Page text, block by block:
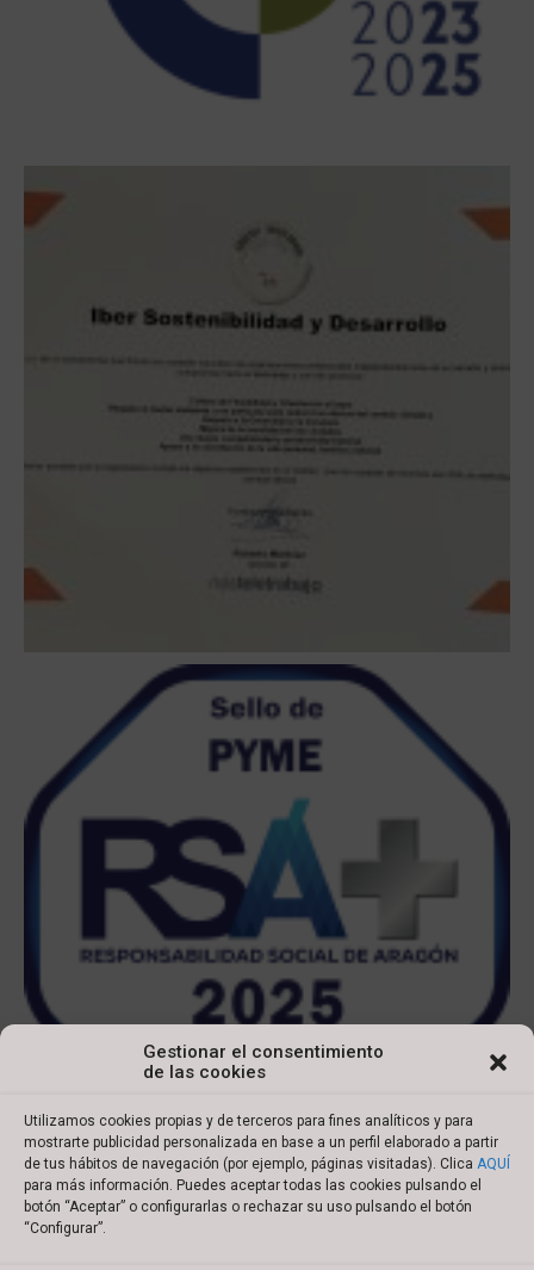
Gestionar el consentimiento
de las cookies
Utilizamos cookies propias y de terceros para fines analíticos y para
mostrarte publicidad personalizada en base a un perfil elaborado a partir
de tus hábitos de navegación (por ejemplo, páginas visitadas). Clica AQUÍ
para más información. Puedes aceptar todas las cookies pulsando el
botón “Aceptar” o configurarlas o rechazar su uso pulsando el botón
“Configurar”.
Copyright © 2022 Ibersyd